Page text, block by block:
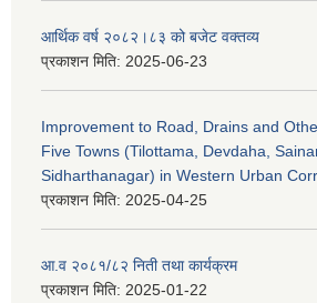
आर्थिक वर्ष २०८२।८३ को बजेट वक्तव्य
प्रकाशन मिति: 2025-06-23
Improvement to Road, Drains and
Five Towns (Tilottama, Devdaha,
Sidharthanagar) in Western Urban
प्रकाशन मिति: 2025-04-25
आ.व २०८१/८२ निती तथा कार्यक्रम
प्रकाशन मिति: 2025-01-22